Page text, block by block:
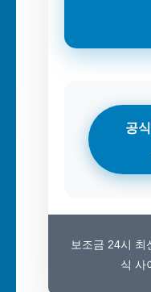
공
보조금 24시 최
식 사